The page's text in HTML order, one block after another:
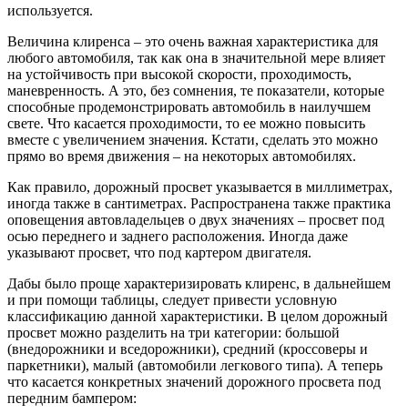
используется.
Величина клиренса – это очень важная характеристика для
любого автомобиля, так как она в значительной мере влияет
на устойчивость при высокой скорости, проходимость,
маневренность. А это, без сомнения, те показатели, которые
способные продемонстрировать автомобиль в наилучшем
свете. Что касается проходимости, то ее можно повысить
вместе с увеличением значения. Кстати, сделать это можно
прямо во время движения – на некоторых автомобилях.
Как правило, дорожный просвет указывается в миллиметрах,
иногда также в сантиметрах. Распространена также практика
оповещения автовладельцев о двух значениях – просвет под
осью переднего и заднего расположения. Иногда даже
указывают просвет, что под картером двигателя.
Дабы было проще характеризировать клиренс, в дальнейшем
и при помощи таблицы, следует привести условную
классификацию данной характеристики. В целом дорожный
просвет можно разделить на три категории: большой
(внедорожники и вседорожники), средний (кроссоверы и
паркетники), малый (автомобили легкового типа). А теперь
что касается конкретных значений дорожного просвета под
передним бампером: